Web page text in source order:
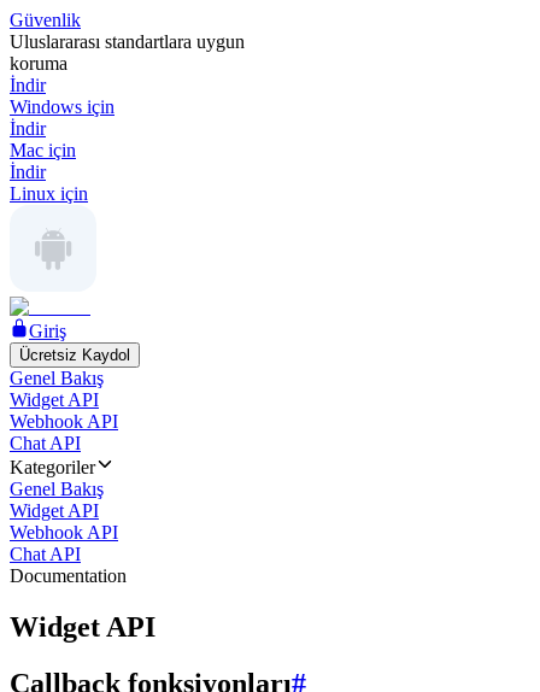
Güvenlik
Uluslararası standartlara uygun
koruma
İndir
Windows için
İndir
Mac için
İndir
Linux için
Giriş
Ücretsiz Kaydol
Genel Bakış
Widget API
Webhook API
Chat API
Kategoriler
Genel Bakış
Widget API
Webhook API
Chat API
Documentation
Widget API
Callback fonksiyonları#